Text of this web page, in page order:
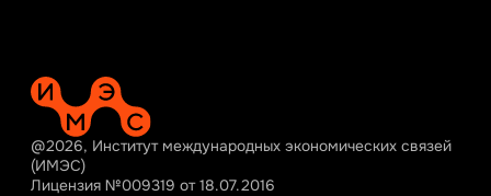
@2026, Институт международных экономических связей
(ИМЭС)
Лицензия №009319 от 18.07.2016